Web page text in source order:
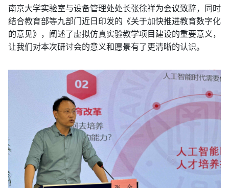
南京大学实验室与设备管理处处长张徐祥为会议致辞，同时
结合教育部等九部门近日印发的《关于加快推进教育数字化
的意见》，阐述了虚拟仿真实验教学项目建设的重要意义，
让我们对本次研讨会的意义和愿景有了更清晰的认识。